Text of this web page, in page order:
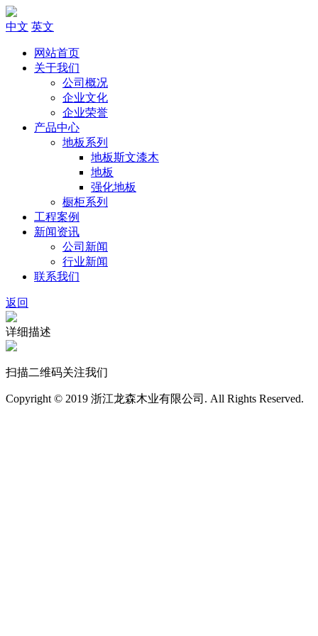
中文 英文
网站首页
关于我们
公司概况
企业文化
企业荣誉
产品中心
地板系列
地板斯文漆木
地板
强化地板
橱柜系列
工程案例
新闻资讯
公司新闻
行业新闻
联系我们
返回
详细描述
扫描二维码关注我们
Copyright © 2019 浙江龙森木业有限公司. All Rights Reserved.